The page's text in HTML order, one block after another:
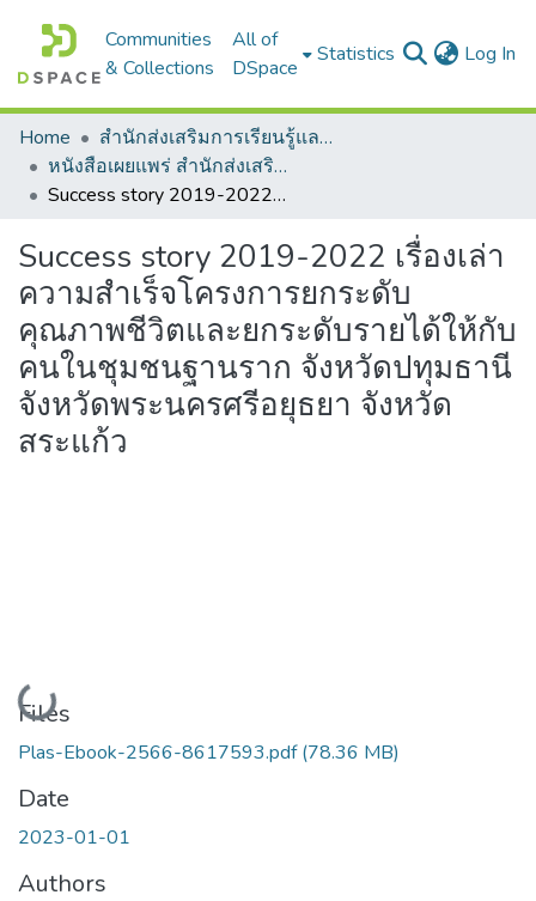
Communities
& Collections
All of
DSpace
Statistics Log In
Home
สำนักส่งเสริมการเรียนรู้และบริการวิชาการ
หนังสือเผยแพร่ สำนักส่งเสริมการเรียนรู้และบริการวิชาการ
Success story 2019-2022 เรื่องเล่าความสำเร็จโครงการยกระดับคุณภาพชีวิตและยกระดับรายได้ให้กับคนในชุมชนฐานราก จังหวัดปทุมธานี จังหวัดพระนครศรีอยุธยา จังหวัดสระแก้ว
Success story 2019-2022 เรื่องเล่า
ความสำเร็จโครงการยกระดับ
คุณภาพชีวิตและยกระดับรายได้ให้กับ
คนในชุมชนฐานราก จังหวัดปทุมธานี
จังหวัดพระนครศรีอยุธยา จังหวัด
สระแก้ว
Loading...
Files
Plas-Ebook-2566-8617593.pdf(78.36 MB)
Date
2023-01-01
Authors